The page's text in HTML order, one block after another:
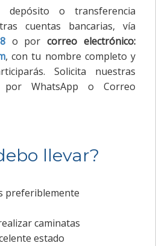
o transferencia
cuentas bancarias, vía
o porcorreo electrónico:
, con tu nombre completo y
Solicita nuestras
por WhatsApp o Correo
llevar?
preferiblemente
caminatas
estado